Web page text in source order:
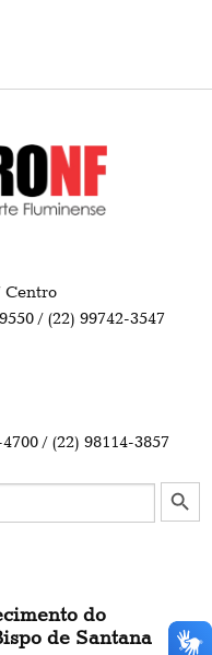
Centro
/ (22) 99742-3547
/ (22) 98114-3857
Search Button
do
de Santana